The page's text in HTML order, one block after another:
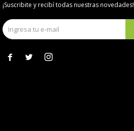
¡Suscribite y recibí todas nuestras novedades!
  